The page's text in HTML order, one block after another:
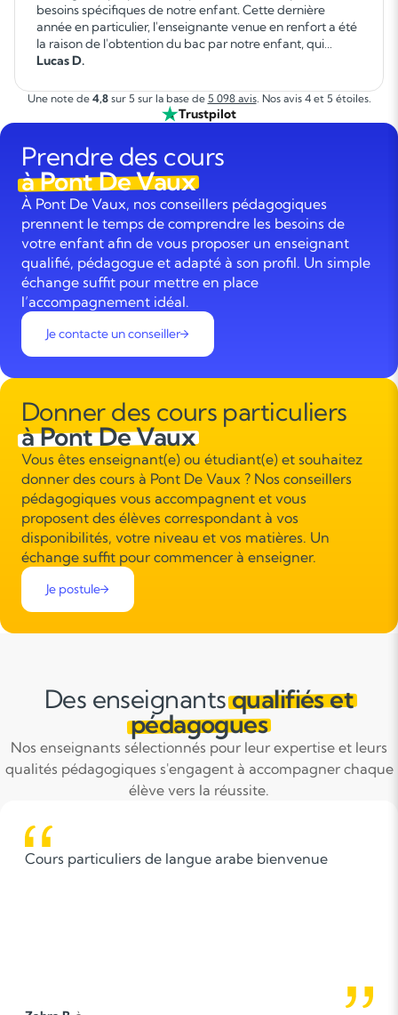
besoins spécifiques de notre enfant. Cette dernière
année en particulier, l'enseignante venue en renfort a été
la raison de l'obtention du bac par notre enfant, qui
autrement ne l'aurait pas réussi. Elle a fait un travail
Lucas D.
Une note de 4,8sur 5 sur la base de 5 098 avis. Nos avis 4 et 5 étoiles.
Trustpilot
Prendre des cours
à Pont De Vaux
À Pont De Vaux, nos conseillers pédagogiques
prennent le temps de comprendre les besoins de
votre enfant afin de vous proposer un enseignant
qualifié, pédagogue et adapté à son profil. Un simple
échange suffit pour mettre en place
l’accompagnement idéal.
Je contacte un conseiller
Donner des cours particuliers
à Pont De Vaux
Vous êtes enseignant(e) ou étudiant(e) et souhaitez
donner des cours à Pont De Vaux ? Nos conseillers
pédagogiques vous accompagnent et vous
proposent des élèves correspondant à vos
disponibilités, votre niveau et vos matières. Un
échange suffit pour commencer à enseigner.
Je postule
Des enseignantsqualifiés et
pédagogues
Nos enseignants sélectionnés pour leur expertise et leurs
qualités pédagogiques s'engagent à accompagner chaque
élève vers la réussite.
Cours particuliers de langue arabe bienvenue